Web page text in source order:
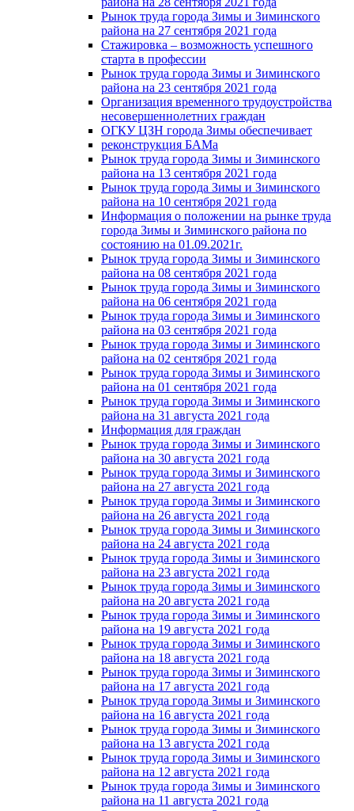
Рынок труда города Зимы и Зиминского
района на 27 сентября 2021 года
Стажировка – возможность успешного
старта в профессии
Рынок труда города Зимы и Зиминского
района на 23 сентября 2021 года
Организация временного трудоустройства
несовершеннолетних граждан
ОГКУ ЦЗН города Зимы обеспечивает
реконструкция БАМа
Рынок труда города Зимы и Зиминского
района на 13 сентября 2021 года
Рынок труда города Зимы и Зиминского
района на 10 сентября 2021 года
Информация о положении на рынке труда
города Зимы и Зиминского района по
состоянию на 01.09.2021г.
Рынок труда города Зимы и Зиминского
района на 08 сентября 2021 года
Рынок труда города Зимы и Зиминского
района на 06 сентября 2021 года
Рынок труда города Зимы и Зиминского
района на 03 сентября 2021 года
Рынок труда города Зимы и Зиминского
района на 02 сентября 2021 года
Рынок труда города Зимы и Зиминского
района на 01 сентября 2021 года
Рынок труда города Зимы и Зиминского
района на 31 августа 2021 года
Информация для граждан
Рынок труда города Зимы и Зиминского
района на 30 августа 2021 года
Рынок труда города Зимы и Зиминского
района на 27 августа 2021 года
Рынок труда города Зимы и Зиминского
района на 26 августа 2021 года
Рынок труда города Зимы и Зиминского
района на 24 августа 2021 года
Рынок труда города Зимы и Зиминского
района на 23 августа 2021 года
Рынок труда города Зимы и Зиминского
района на 20 августа 2021 года
Рынок труда города Зимы и Зиминского
района на 19 августа 2021 года
Рынок труда города Зимы и Зиминского
района на 18 августа 2021 года
Рынок труда города Зимы и Зиминского
района на 17 августа 2021 года
Рынок труда города Зимы и Зиминского
района на 16 августа 2021 года
Рынок труда города Зимы и Зиминского
района на 13 августа 2021 года
Рынок труда города Зимы и Зиминского
района на 12 августа 2021 года
Рынок труда города Зимы и Зиминского
района на 11 августа 2021 года